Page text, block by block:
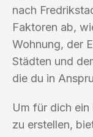
nach
Faktoren ab,
Wohnung, der
Städten und
die du in
Um für dich
zu erstellen,